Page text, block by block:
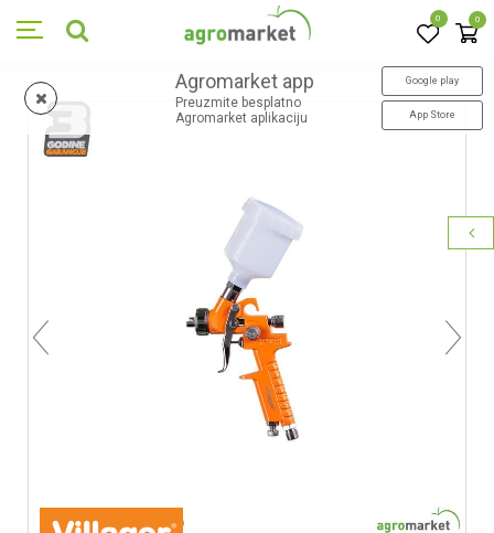
0 0
Agromarket app
Preuzmite besplatno
Agromarket aplikaciju
Google play
App Store
1